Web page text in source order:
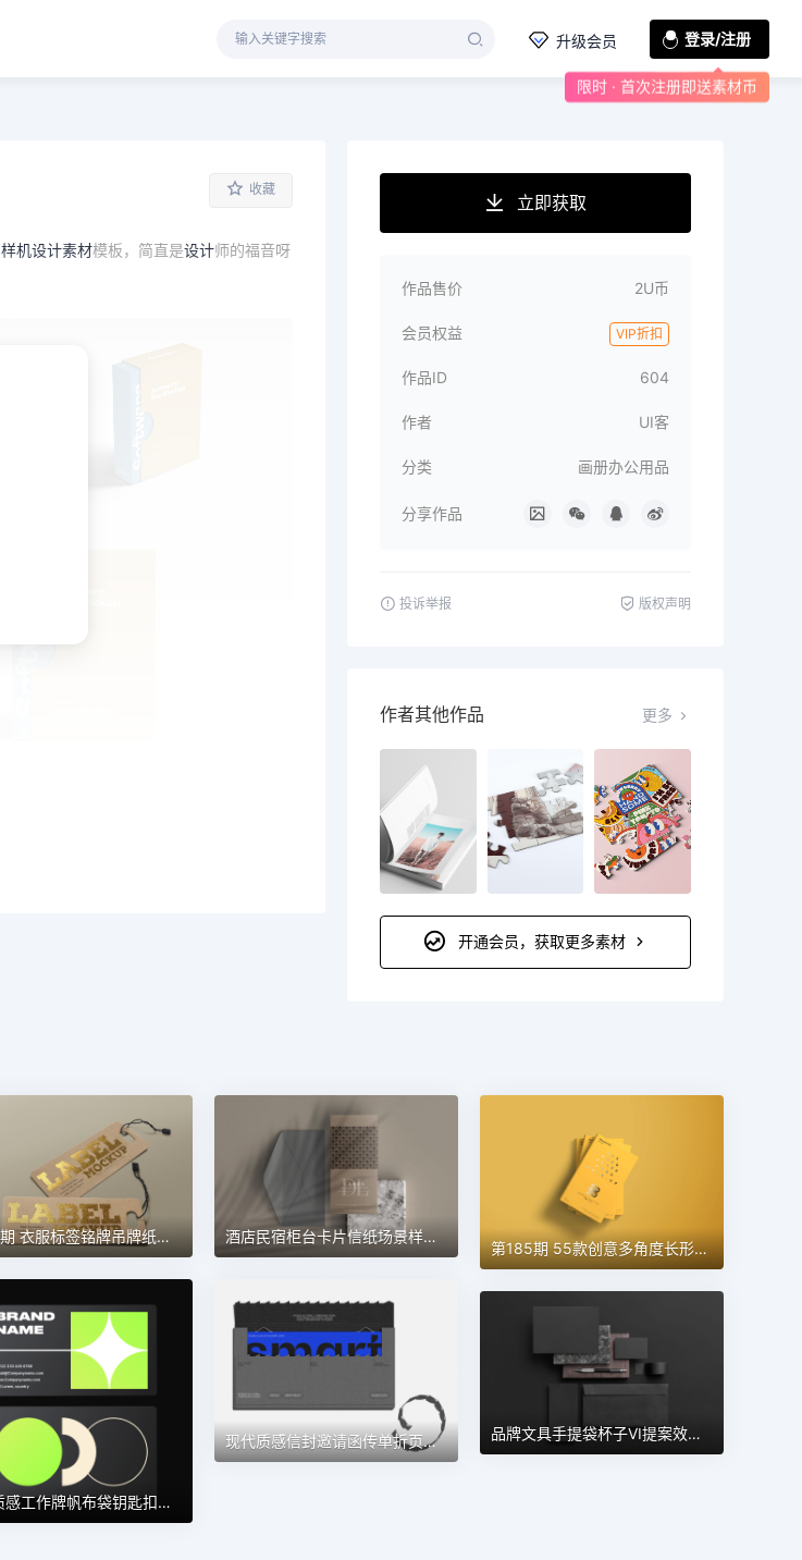
升级会员 登录/注册
限时 · 首次注册即送素材币
收藏
样机设计素材模板，简直是设计师的福音呀
立即获取
作品售价 2U币
会员权益 VIP折扣
作品ID 604
作者 UI客
分类 画册办公用品
分享作品
投诉举报 版权声明
作者其他作品 更多
开通会员，获取更多素材
第191期 衣服标签铭牌吊牌纸感多种效果材质样机贴图 酒店民宿柜台卡片信纸场景样机 第189期
第185期 55款创意多角度长形方形书籍画册书本样机
极简质感工作牌帆布袋钥匙扣连帽衫棒球帽水瓶样机 第130期
现代质感信封邀请函传单折页小册子文创品牌样机 第129期 品牌文具手提袋杯子VI提案效果图展示智能贴图样机 第124期